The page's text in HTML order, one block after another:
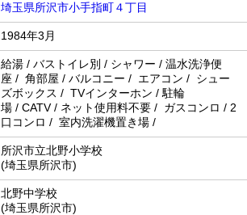
埼玉県所沢市小手指町４丁目
1984年3月
給湯 / バストイレ別 / シャワー / 温水洗浄便
座 / 角部屋 / バルコニー / エアコン / シュー
ズボックス / TVインターホン / 駐輪
場 / CATV / ネット使用料不要 / ガスコンロ / 2
口コンロ / 室内洗濯機置き場 /
所沢市立北野小学校
(埼玉県所沢市)
北野中学校
(埼玉県所沢市)